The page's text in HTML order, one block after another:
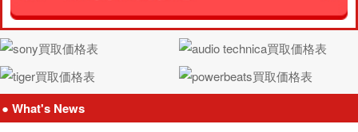
● What's News